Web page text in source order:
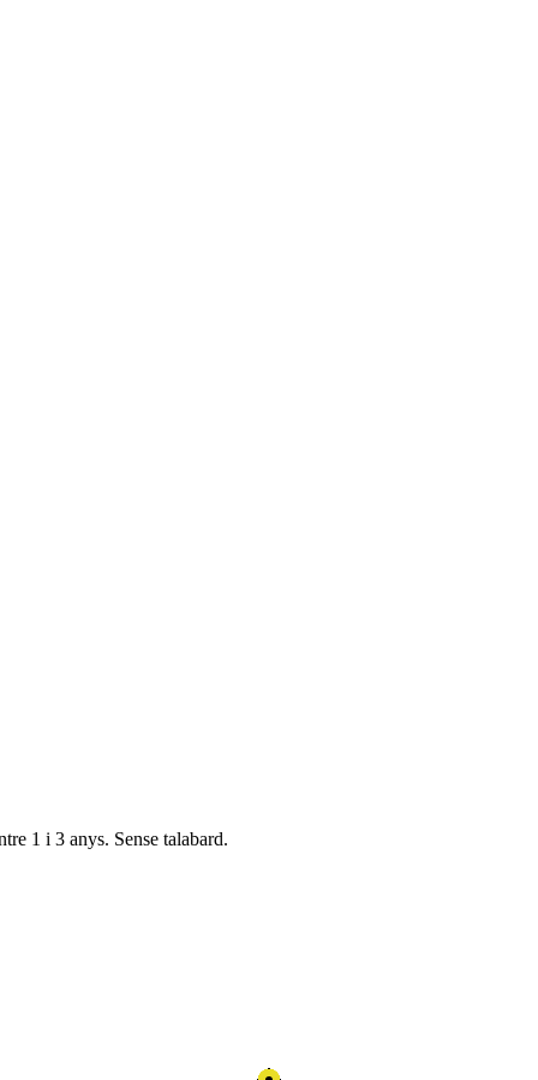
1 i 3 anys. Sense talabard.